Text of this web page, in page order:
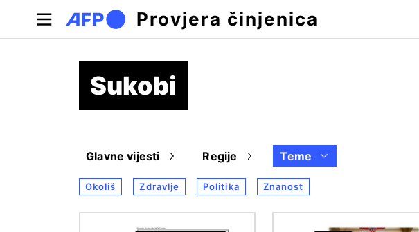
Skoči na glavni sadržaj
Provjera činjenica
Sukobi
Glavne vijesti Regije Teme
Okoliš Zdravlje Politika Znanost